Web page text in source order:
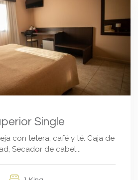
Single
con tetera, café y té. Caja de
Secador de cabel...